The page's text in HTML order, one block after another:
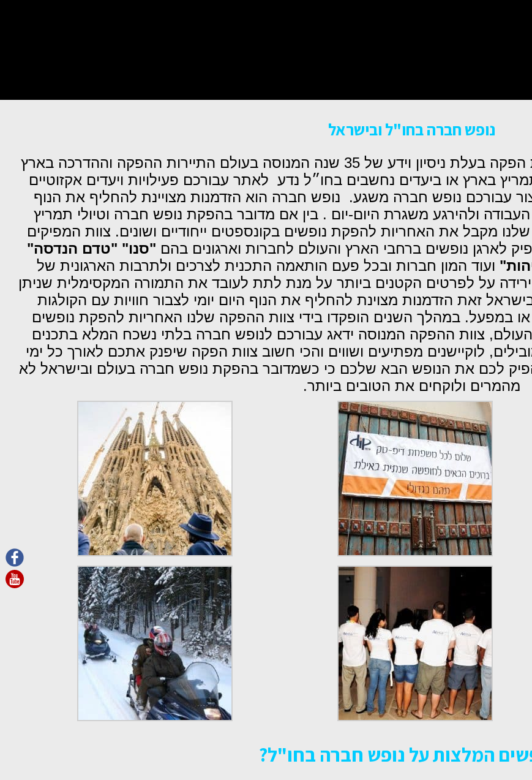
נופש חברה בחו"ל ובישראל
נופש חברה בעולם ובישראל עושים עם חברת הפקה בעלת ניסיון וידע של 35 שנה המנוסה בעולם התיירות ההפקה וההדרכה בארץ
בארץ או ביעדים נחשבים בחו״ל נדע לאתר עבורכם פעילויות ויעדים אקזוטיים
עבורכם נופש חברה משגע. נופש חברה הוא הזדמנות מצויינת להחליף את הנוף
ולהירגע משגרת היום-יום . בין אם מדובר בהפקת נופש חברה וטיולי תמריץ
מקבל את האחריות להפקת נופשים בקונספטים ייחודיים ושונים. צוות המפיקים
לארגן נופשים ברחבי הארץ והעולם לחברות וארגונים בהם "סנו" "טדם הנדסה"
ועוד המון חברות ובכל פעם הותאמה התכנית לצרכים ולתרבות הארגונית של
על לפרטים הקטנים ביותר על מנת לתת לעובד את התמורה המקסימלית שניתן
זאת הזדמנות מצוינת להחליף את הנוף היום יומי לצבור חוויות עם הקולגות
במפעל. במהלך השנים הופקדו בידי צוות ההפקה שלנו האחריות להפקת נופשים
צוות ההפקה המנוסה ידאג עבורכם לנופש חברה בלתי נשכח המלא בתכנים
לוקיישנים מפתיעים ושווים והכי חשוב צוות הפקה שיפנק אתכם לאורך כל ימי
לכם את הנופש הבא שלכם כי כשמדובר בהפקת נופש חברה בעולם ובישראל לא
מהמרים ולוקחים את הטובים ביותר.
המלצות על נופש חברה בחו"ל?